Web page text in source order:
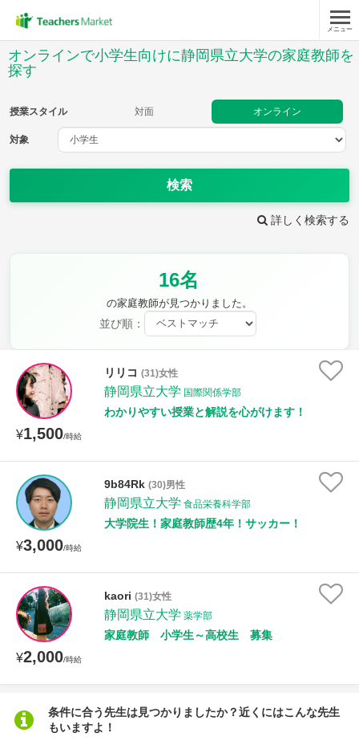
メニュー
オンラインで小学生向けに静岡県立大学の家庭教師を
探す
授業スタイル 対面 オンライン
対象
検索
詳しく検索する
16名
の家庭教師が見つかりました。
並び順：
¥1,500/時給
リリコ (31)女性
静岡県立大学 国際関係学部
わかりやすい授業と解説を心がけます！
¥3,000/時給
9b84Rk (30)男性
静岡県立大学 食品栄養科学部
大学院生！家庭教師歴4年！サッカー！
¥2,000/時給
kaori (31)女性
静岡県立大学 薬学部
家庭教師 小学生～高校生 募集
条件に合う先生は見つかりましたか？近くにはこんな先生
もいますよ！
対象
音楽
時給：¥1,000 ～ ¥10,000
授業可能日
月曜日 火曜日 水曜日 木曜日 金曜日
土曜日
所属大学
年齢：18-101歳
性別